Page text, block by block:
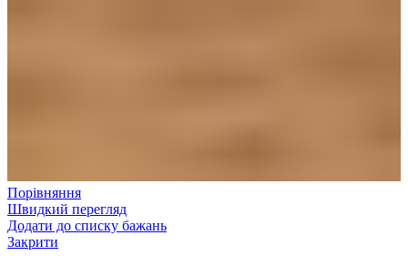
Порівняння
Швидкий перегляд
Додати до списку бажань
Закрити